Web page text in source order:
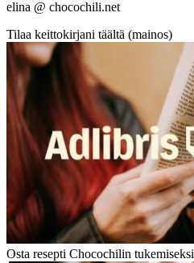
elina @ chocochili.net
Tilaa keittokirjani täältä (mainos)
Osta resepti Chocochilin tukemiseksi